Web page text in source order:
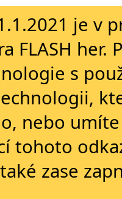
je v
FLASH
s
nebo
tohoto
zase